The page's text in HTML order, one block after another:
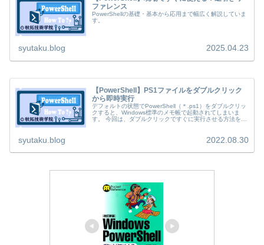
ファレンス
PowerShellの基礎・基本から応用まで幅広く解説していま
す。
syutaku.blog 2025.04.23
【PowerShell】PS1ファイルをダブルクリック
から即時実行
デフォルトの状態でPowerShell（＊.ps1）をダブルクリッ
クすると、Windows標準のメモ帳で起動されてしまいま
す。 今回は、ダブルクリックですぐに実行させる方法をご
syutaku.blog 2022.08.30